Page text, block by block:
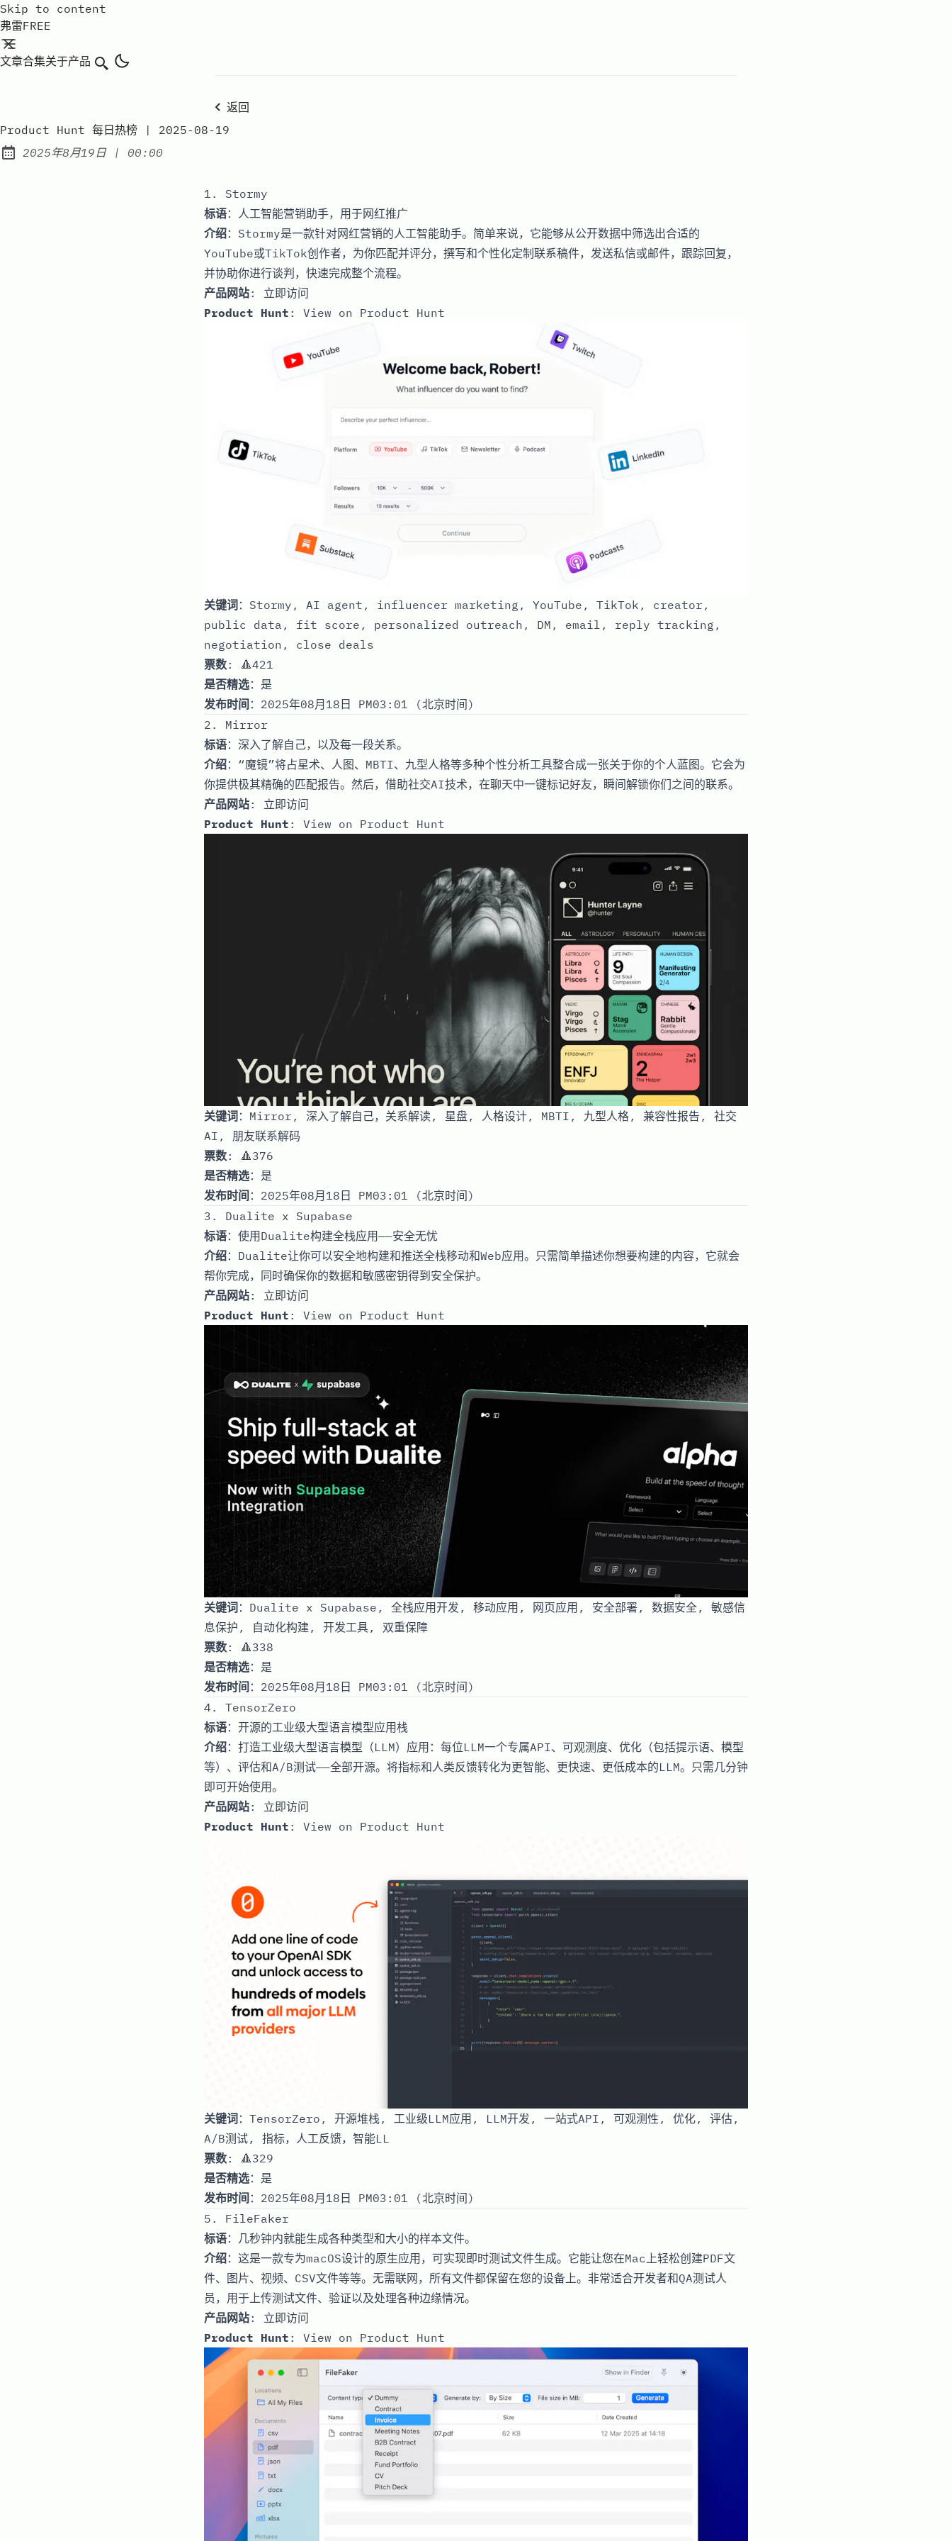
Skip to content
弗雷FREE
文章合集关于产品 搜索
返回
Product Hunt 每日热榜 | 2025-08-19
Published:
2025年8月19日| at
00:00
1. Stormy
标语：人工智能营销助手，用于网红推广
介绍：Stormy是一款针对网红营销的人工智能助手。简单来说，它能够从公开数据中筛选出合适的
YouTube或TikTok创作者，为你匹配并评分，撰写和个性化定制联系稿件，发送私信或邮件，跟踪回复，
并协助你进行谈判，快速完成整个流程。
产品网站: 立即访问
Product Hunt : View on Product Hunt
关键词：Stormy, AI agent, influencer marketing, YouTube, TikTok, creator,
public data, fit score, personalized outreach, DM, email, reply tracking,
negotiation, close deals
票数: 🔺421
是否精选：是
发布时间 ：2025年08月18日 PM03:01 (北京时间)
2. Mirror
标语：深入了解自己，以及每一段关系。
介绍：“魔镜”将占星术、人图、MBTI、九型人格等多种个性分析工具整合成一张关于你的个人蓝图。它会为
你提供极其精确的匹配报告。然后，借助社交AI技术，在聊天中一键标记好友，瞬间解锁你们之间的联系。
产品网站: 立即访问
Product Hunt : View on Product Hunt
关键词：Mirror, 深入了解自己，关系解读, 星盘, 人格设计, MBTI, 九型人格, 兼容性报告, 社交
AI, 朋友联系解码
票数: 🔺376
是否精选：是
发布时间 ：2025年08月18日 PM03:01 (北京时间)
3. Dualite x Supabase
标语：使用Dualite构建全栈应用——安全无忧
介绍：Dualite让你可以安全地构建和推送全栈移动和Web应用。只需简单描述你想要构建的内容，它就会
帮你完成，同时确保你的数据和敏感密钥得到安全保护。
产品网站: 立即访问
Product Hunt : View on Product Hunt
关键词：Dualite x Supabase, 全栈应用开发, 移动应用, 网页应用, 安全部署, 数据安全, 敏感信
息保护, 自动化构建, 开发工具, 双重保障
票数: 🔺338
是否精选：是
发布时间 ：2025年08月18日 PM03:01 (北京时间)
4. TensorZero
标语：开源的工业级大型语言模型应用栈
介绍：打造工业级大型语言模型（LLM）应用：每位LLM一个专属API、可观测度、优化（包括提示语、模型
等）、评估和A/B测试——全部开源。将指标和人类反馈转化为更智能、更快速、更低成本的LLM。只需几分钟
即可开始使用。
产品网站: 立即访问
Product Hunt : View on Product Hunt
关键词：TensorZero, 开源堆栈, 工业级LLM应用, LLM开发, 一站式API, 可观测性, 优化, 评估,
A/B测试, 指标，人工反馈，智能LL
票数: 🔺329
是否精选：是
发布时间 ：2025年08月18日 PM03:01 (北京时间)
5. FileFaker
标语：几秒钟内就能生成各种类型和大小的样本文件。
介绍：这是一款专为macOS设计的原生应用，可实现即时测试文件生成。它能让您在Mac上轻松创建PDF文
件、图片、视频、CSV文件等等。无需联网，所有文件都保留在您的设备上。非常适合开发者和QA测试人
员，用于上传测试文件、验证以及处理各种边缘情况。
产品网站: 立即访问
Product Hunt : View on Product Hunt